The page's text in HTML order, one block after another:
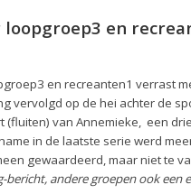
loopgroep3 en
en recreanten1 verrast
vervolgd op de hei achter de
(fluiten) van Annemieke, een
in de laatste serie werd
gewaardeerd, maar niet te
bericht, andere groepen ook een